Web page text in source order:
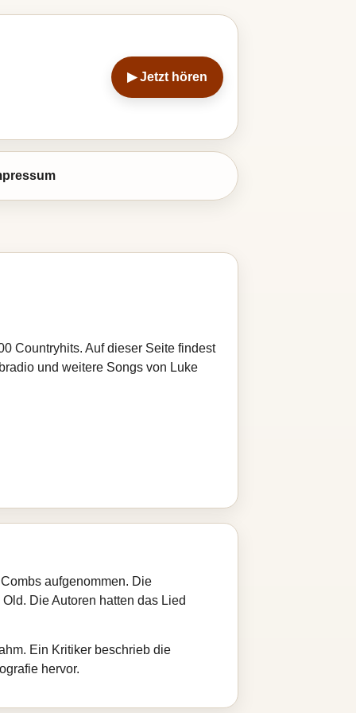
▶ Jetzt hören
Countryhits. Auf dieser Seite findest
und weitere Songs von Luke
aufgenommen. Die
Die Autoren hatten das Lied
Ein Kritiker beschrieb die
hervor.